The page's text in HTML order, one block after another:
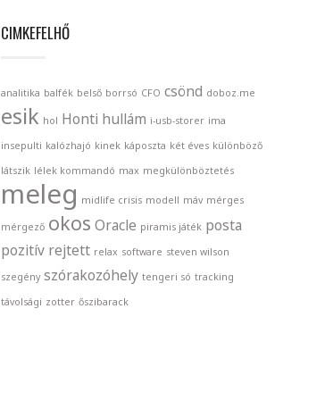
CIMKEFELHŐ
analitika balfék belső borrsó CFO csönd doboz.me
esik hol Honti hullám i-usb-storer ima
insepulti kalózhajó kinek káposzta két éves különböző
látszik lélek kommandó max megkülönböztetés
meleg midlife crisis modell máv mérges
mérgező okos Oracle piramis játék posta
pozitív rejtett relax software steven wilson
szegény szórakozóhely tengeri só tracking
távolsági zotter őszibarack